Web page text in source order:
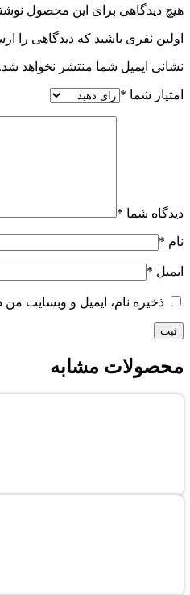
هیچ دیدگاهی برای این محصول
اولین نفری باشید که دیدگاهی را
نشانی ایمیل شما منتشر نخواهد شد.
امتیاز شما *
دیدگاه شما *
نام *
ایمیل *
ذخیره نام، ایمیل و وبسایت
محصولات مشابه